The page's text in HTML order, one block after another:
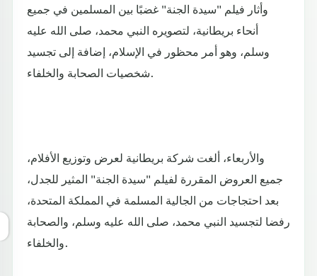
وأثار فيلم "سيدة الجنة" غضبًا بين المسلمين في جميع
أنحاء بريطانية، لتصويره النبي محمد، صلى الله عليه
وسلم، وهو أمر محظور في الإسلام، إضافة إلى تجسيد
شخصيات الصحابة والخلفاء.
والأربعاء، ألغت شركة بريطانية لعرض وتوزيع الأفلام،
جميع العروض المقررة لفيلم "سيدة الجنة" المثير للجدل،
بعد احتجاجات من الجالية المسلمة في المملكة المتحدة،
رفضا لتجسيد النبي محمد، صلى الله عليه وسلم، والصحابة
والخلفاء.